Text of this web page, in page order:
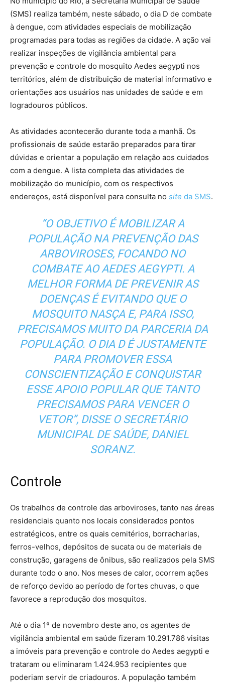
(SMS) realiza também, neste sábado, o dia D de combate
à dengue, com atividades especiais de mobilização
programadas para todas as regiões da cidade. A ação vai
realizar inspeções de vigilância ambiental para
prevenção e controle do mosquito Aedes aegypti nos
territórios, além de distribuição de material informativo e
orientações aos usuários nas unidades de saúde e em
logradouros públicos.
As atividades acontecerão durante toda a manhã. Os
profissionais de saúde estarão preparados para tirar
dúvidas e orientar a população em relação aos cuidados
com a dengue. A lista completa das atividades de
mobilização do município, com os respectivos
endereços, está disponível para consulta no site da SMS.
“O OBJETIVO É MOBILIZAR A
POPULAÇÃO NA PREVENÇÃO DAS
ARBOVIROSES, FOCANDO NO
COMBATE AO AEDES AEGYPTI. A
MELHOR FORMA DE PREVENIR AS
DOENÇAS É EVITANDO QUE O
MOSQUITO NASÇA E, PARA ISSO,
PRECISAMOS MUITO DA PARCERIA DA
POPULAÇÃO. O DIA D É JUSTAMENTE
PARA PROMOVER ESSA
CONSCIENTIZAÇÃO E CONQUISTAR
ESSE APOIO POPULAR QUE TANTO
PRECISAMOS PARA VENCER O
VETOR”, DISSE O SECRETÁRIO
MUNICIPAL DE SAÚDE, DANIEL
SORANZ.
Controle
Os trabalhos de controle das arboviroses, tanto nas áreas
residenciais quanto nos locais considerados pontos
estratégicos, entre os quais cemitérios, borracharias,
ferros-velhos, depósitos de sucata ou de materiais de
construção, garagens de ônibus, são realizados pela SMS
durante todo o ano. Nos meses de calor, ocorrem ações
de reforço devido ao período de fortes chuvas, o que
favorece a reprodução dos mosquitos.
Até o dia 1º de novembro deste ano, os agentes de
vigilância ambiental em saúde fizeram 10.291.786 visitas
a imóveis para prevenção e controle do Aedes aegypti e
trataram ou eliminaram 1.424.953 recipientes que
poderiam servir de criadouros. A população também